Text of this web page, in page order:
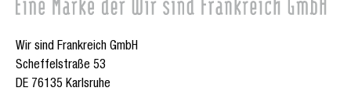
Wir sind Frankreich GmbH
Scheffelstraße 53
DE 76135 Karlsruhe